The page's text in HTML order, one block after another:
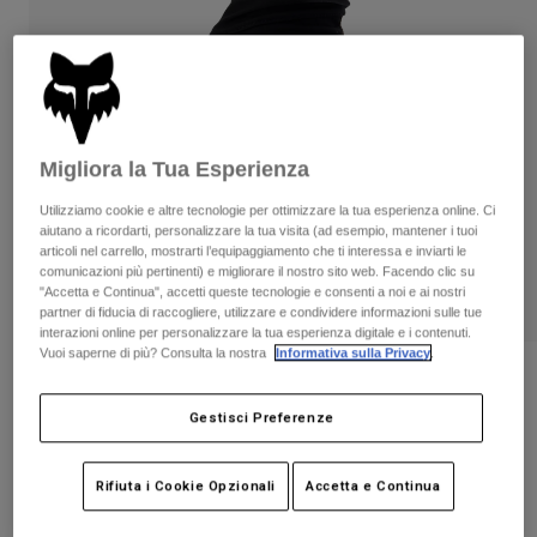
Pantaloni
Pantaloncini
Giacche
Guanti
Protezioni
Maschere
Calze
Accessori
Parti di ricambio
Pantaloni
Guanti
Protezioni
Maschere
Calze
Camicie
Vedi tutto
Donna
T-shirt
Felpe
Giacche
Pantaloni & Pantaloncini
Bambini
Maschere
Calze
Vedi tutto
Moto
Caschi
Maglie​
Pantaloni
Stivali
Protezioni
Maschere
Guanti Defend Pro Fire
Prodotto n.33802
Migliora la Tua Esperienza
Utilizziamo cookie e altre tecnologie per ottimizzare la tua esperienza online. Ci
aiutano a ricordarti, personalizzare la tua visita (ad esempio, mantener i tuoi
articoli nel carrello, mostrarti l’equipaggiamento che ti interessa e inviarti le
comunicazioni più pertinenti) e migliorare il nostro sito web. Facendo clic su
"Accetta e Continua", accetti queste tecnologie e consenti a noi e ai nostri
partner di fiducia di raccogliere, utilizzare e condividere informazioni sulle tue
interazioni online per personalizzare la tua esperienza digitale e i contenuti.
Vuoi saperne di più? Consulta la nostra
Informativa sulla Privacy
Gestisci Preferenze
Rifiuta i Cookie Opzionali Accetta e Continua